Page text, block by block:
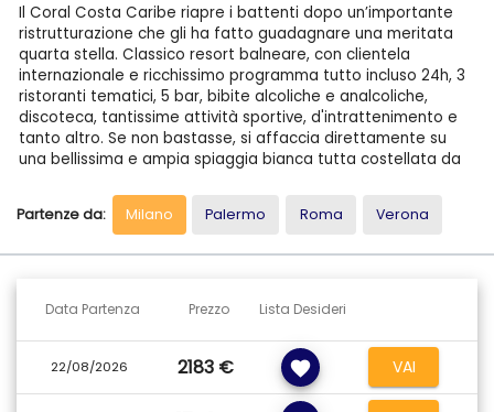
Il Coral Costa Caribe riapre i battenti dopo un’importante
ristrutturazione che gli ha fatto guadagnare una meritata
quarta stella. Classico resort balneare, con clientela
internazionale e ricchissimo programma tutto incluso 24h, 3
ristoranti tematici, 5 bar, bibite alcoliche e analcoliche,
discoteca, tantissime attività sportive, d'intrattenimento e
tanto altro. Se non bastasse, si affaccia direttamente su
una bellissima e ampia spiaggia bianca tutta costellata da
cittadina dominicana dove poter entrare a diretto contatto
con la realtà locale. Molti i locali e le opportunità di svago
troverete una tra le discoteche più gettonate di tutta la
organizzati concerti di musica dal vivo durante il fine
settimana. In due minuti di taxi si raggiunge il centro della
cittadina o l’animatissimo boulevard lungomare ricco di
Partenze da: Milano Palermo Roma Verona
Data Partenza Prezzo Lista Desideri
22/08/2026 2183 € favorite VAI